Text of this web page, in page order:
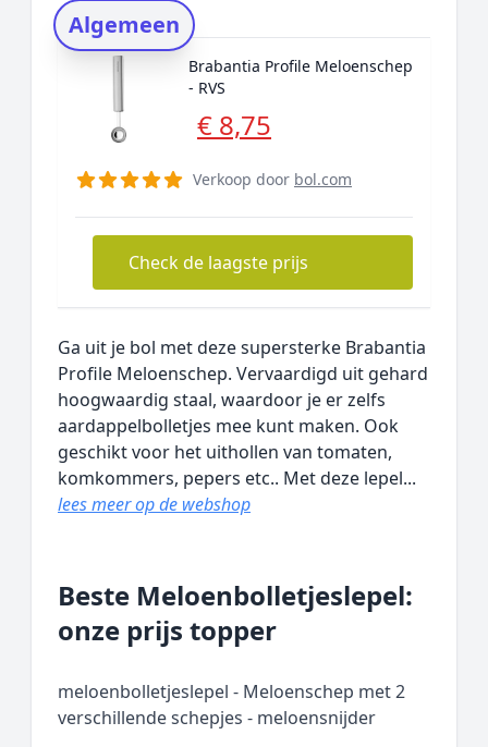
Onderzoeksmethode
Alternatieven
Prijsniveaus
Algemeen
Brabantia Profile Meloenschep
- RVS
€ 8,75
Verkoop door bol.com
Check de laagste prijs
Ga uit je bol met deze supersterke Brabantia
Profile Meloenschep. Vervaardigd uit gehard
hoogwaardig staal, waardoor je er zelfs
aardappelbolletjes mee kunt maken. Ook
geschikt voor het uithollen van tomaten,
komkommers, pepers etc.. Met deze lepel...
lees meer op de webshop
Beste Meloenbolletjeslepel:
onze prijs topper
meloenbolletjeslepel - Meloenschep met 2
verschillende schepjes - meloensnijder